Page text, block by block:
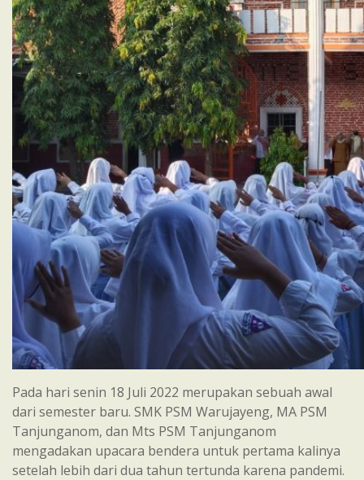
Pada hari senin 18 Juli 2022 merupakan sebuah awal
dari semester baru. SMK PSM Warujayeng, MA PSM
Tanjunganom, dan Mts PSM Tanjunganom
mengadakan upacara bendera untuk pertama kalinya
setelah lebih dari dua tahun tertunda karena pandemi.